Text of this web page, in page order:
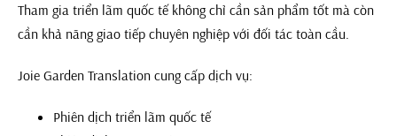
Tham gia triển lãm quốc tế không chỉ cần sản phẩm tốt mà còn
cần khả năng giao tiếp chuyên nghiệp với đối tác toàn cầu.
Joie Garden Translation cung cấp dịch vụ:
Phiên dịch triển lãm quốc tế